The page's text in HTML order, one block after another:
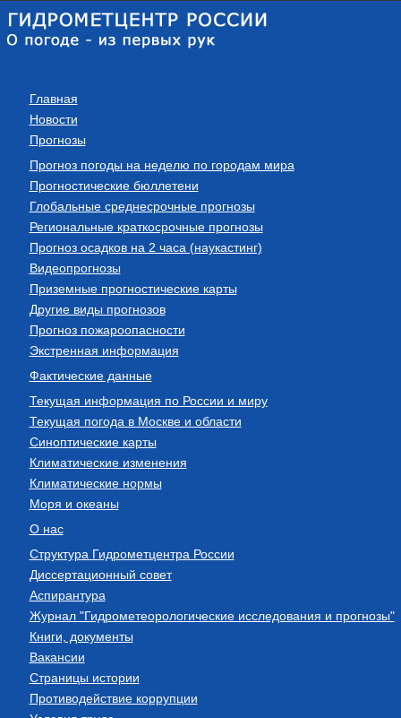
Главная
Новости
Прогнозы
Прогноз погоды на неделю по городам мира
Прогностические бюллетени
Глобальные среднесрочные прогнозы
Региональные краткосрочные прогнозы
Прогноз осадков на 2 часа (наукастинг)
Видеопрогнозы
Приземные прогностические карты
Другие виды прогнозов
Прогноз пожароопасности
Экстренная информация
Фактические данные
Текущая информация по России и миру
Текущая погода в Москве и области
Синоптические карты
Климатические изменения
Климатические нормы
Моря и океаны
О нас
Структура Гидрометцентра России
Диссертационный совет
Аспирантура
Журнал "Гидрометеорологические исследования и прогнозы"
Книги, документы
Вакансии
Страницы истории
Противодействие коррупции